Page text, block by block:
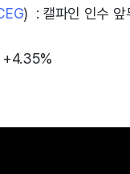
) : 캘파인 인수 앞
+4.35%